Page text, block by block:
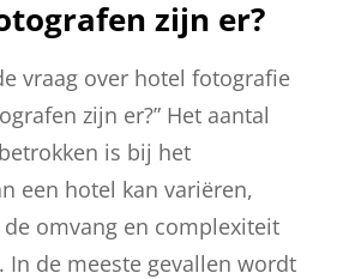
zijn er?
vraag over hotel fotografie
zijn er?” Het aantal
is bij het
een hotel kan variëren,
omvang en complexiteit
In de meeste gevallen wordt